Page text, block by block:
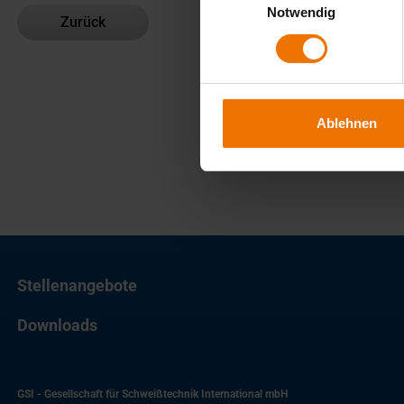
Notwendig
Ablehnen
Zurück
Stellenangebote
Downloads
GSI - Gesellschaft für Schweißtechnik International mbH